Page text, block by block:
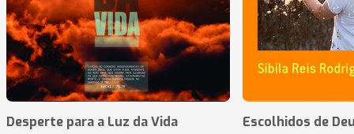
Desperte para a Luz da Vida Escolhidos de